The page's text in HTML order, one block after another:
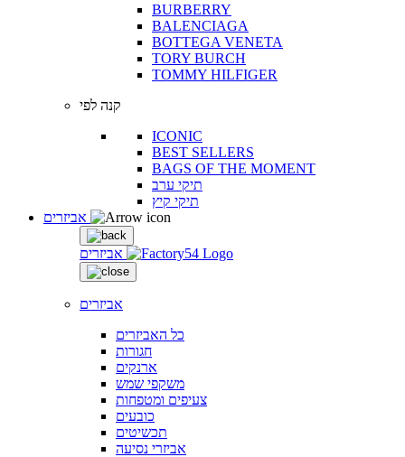
BURBERRY
BALENCIAGA
BOTTEGA VENETA
TORY BURCH
TOMMY HILFIGER
קנה לפי
ICONIC
BEST SELLERS
BAGS OF THE MOMENT
תיקי ערב
תיקי קיץ
אביזרים
אביזרים
כל האביזרים
חגורות
ארנקים
משקפי שמש
צעיפים ומטפחות
כובעים
תכשיטים
אביזרי נסיעה